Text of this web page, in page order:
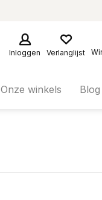
Inloggen Verlanglijst
Onze winkels Blog